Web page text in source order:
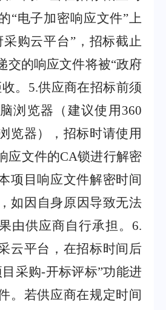
“电子加密响应文件”上
采购云平台”， 招标截止
交的响应文件将被“政府
。 5.供应商在招标前须
浏览器（建议使用 360
览器）
， 招标时请使用
应文件的CA锁进行解密
项目响应文件解密时间
，如因自身原因导致无法
由供应商自行承担。 6.
云平台，在招标时间后
采购-开标评标”功能进
。若供应商在规定时间